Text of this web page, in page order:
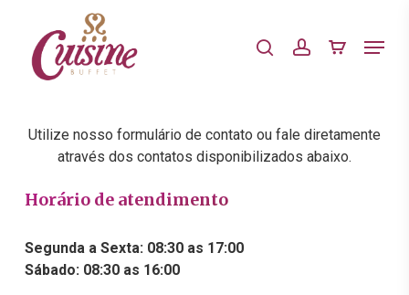
content
search account Menu
Utilize nosso formulário de contato ou fale diretamente
através dos contatos disponibilizados abaixo.
Horário de atendimento
Segunda a Sexta: 08:30 as 17:00
Sábado: 08:30 as 16:00
Close